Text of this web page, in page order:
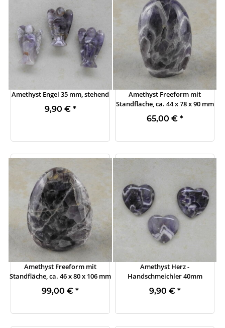
Amethyst Engel 35 mm, stehend
9,90 € *
Amethyst Freeform mit
Standfläche, ca. 44 x 78 x 90 mm
65,00 € *
Amethyst Freeform mit
Standfläche, ca. 46 x 80 x 106 mm
99,00 € *
Amethyst Herz -
Handschmeichler 40mm
9,90 € *